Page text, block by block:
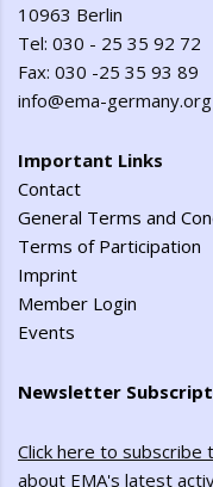
10963 Berlin
Tel: 030 - 25 35 92 72
Fax: 030 -25 35 93 89
info@ema-germany.org
Important Links
Contact
General Terms and
Terms of Participation
Imprint
Member Login
Events
Newsletter
Click here to
about EMA's latest